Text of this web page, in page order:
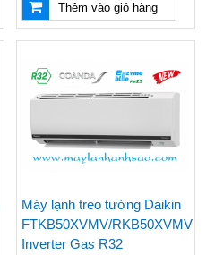
Thêm vào giỏ hàng
Máy lạnh treo tường Daikin
FTKB50XVMV/RKB50XVMV
Inverter Gas R32